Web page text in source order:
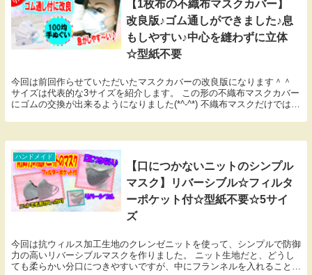
【1枚布の不織布マスクカバー】
改良版♪ゴム通しができました♪息
もしやすい♪中心を縫わずに立体
☆型紙不要
今回は前回作らせていただいたマスクカバーの改良版になります＾＾
サイズは代表的な3サイズを紹介します。 この形の不織布マスクカバー
にゴムの交換が出来るようになりました(*^-^*) 不織布マスクだけではサ
ハンドメイド
【口につかないニットのシンプル
マスク】リバーシブル☆フィルタ
ーポケット付☆型紙不要☆5サイ
ズ
今回は抗ウィルス加工生地のクレンゼニットを使って、シンプルで防御
力の高いリバーシブルマスクを作りました。 ニット生地だと、どうし
ても柔らかい分口につきやすいですが、中にフランネルを入れることで